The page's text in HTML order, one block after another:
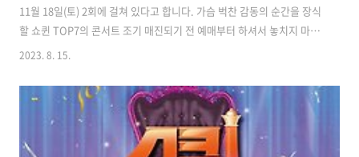
11월 18일(토) 2회에 걸쳐 있다고 합니다. 가슴 벅찬 감동의 순간을 장식
할 쇼퀸 TOP7의 콘서트 조기 매진되기 전 예매부터 하셔서 놓치지 마시
기 바랍니다. 2023 쇼퀸 TOP7 광주 콘서트 공연 정보 및 예매 방법, 할
공연 정보 공연일자 : 2023.11.18.(토) 14:00, 18:30 공연장소 : 조선대
학교 해오름관 공연시간 : 150분 관람연령 : 8세 이상 관람 가능 관람가
격 : VIP석 - 132,000원 R석 - 121,000원 S석 - 110,000원 2023 쇼퀸
TOP7 광주 콘서트 예매하기 예매가능시간 : 토요일 관람 시 전일..
2023. 8. 15.